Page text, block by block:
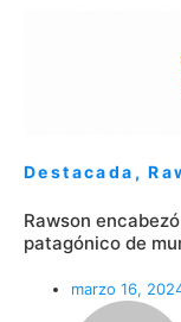
Destacada ,
Rawson
patagónico de
marzo 16,